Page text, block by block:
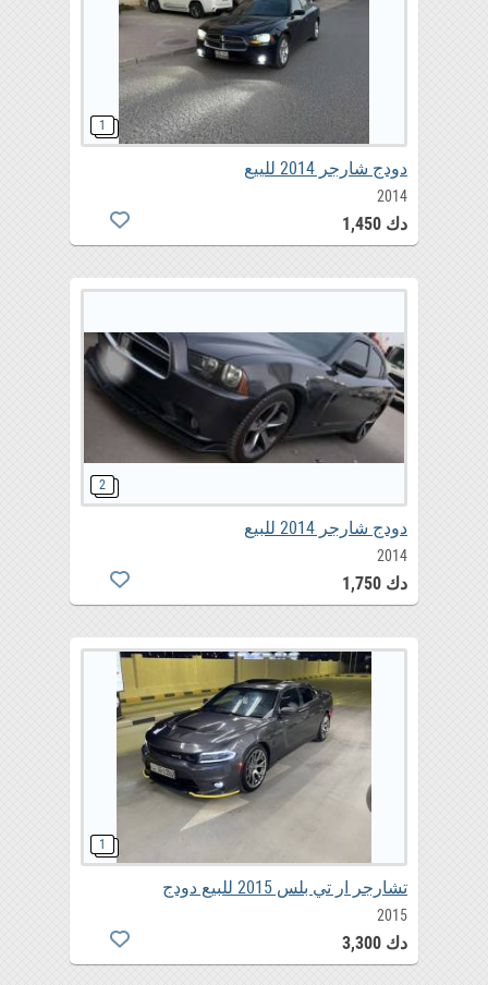
دودج شارجر 2014 للييع
2014
دك 1,450
دودج شارجر 2014 للبيع
2014
دك 1,750
تشارجر ار تي بلس 2015 للبيع دودج
2015
دك 3,300